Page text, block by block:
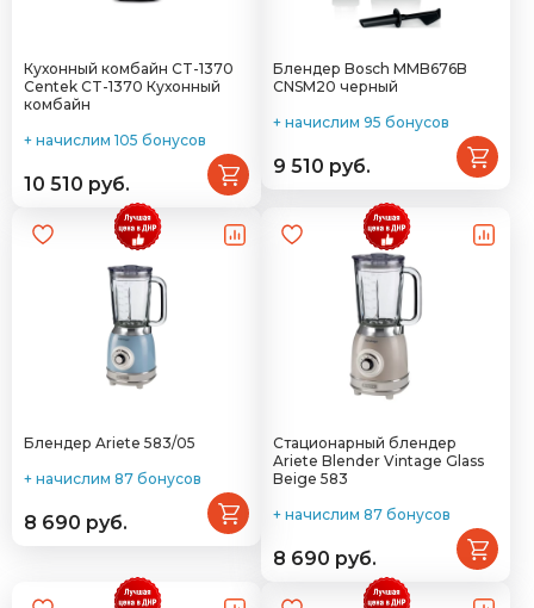
Кухонный комбайн CT-1370
Centek CT-1370 Кухонный
комбайн
+ начислим 105 бонусов
10 510 руб.
Блендер Bosch MMB676B
CNSM20 черный
+ начислим 95 бонусов
9 510 руб.
Блендер Ariete 583/05
+ начислим 87 бонусов
8 690 руб.
Стационарный блендер
Ariete Blender Vintage Glass
Beige 583
+ начислим 87 бонусов
8 690 руб.